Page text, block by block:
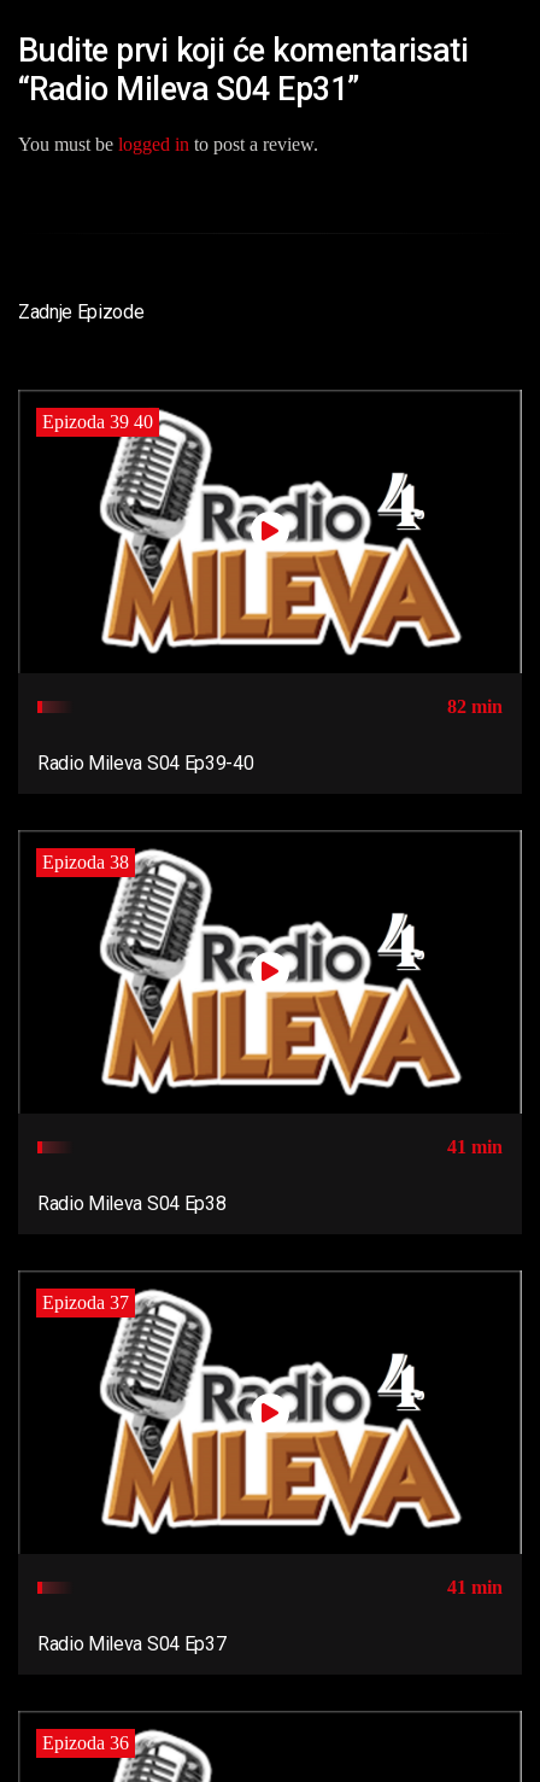
Budite prvi koji će komentarisati
“Radio Mileva S04 Ep31”
You must be logged in to post a review.
Zadnje Epizode
Epizoda 39 40
82 min
Radio Mileva S04 Ep39-40
Epizoda 38
41 min
Radio Mileva S04 Ep38
Epizoda 37
41 min
Radio Mileva S04 Ep37
Epizoda 36